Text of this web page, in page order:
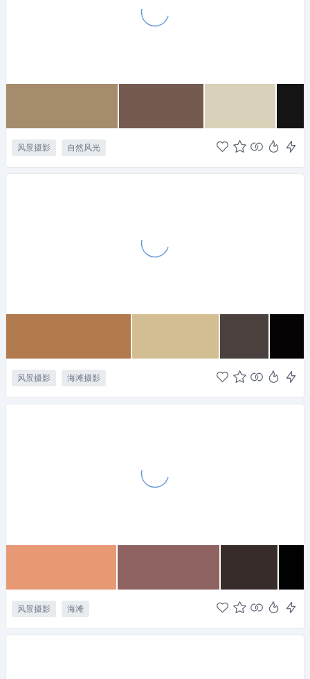
风景摄影 自然风光
风景摄影 海滩摄影
风景摄影 海滩